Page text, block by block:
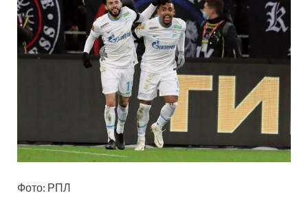
Фото: РПЛ